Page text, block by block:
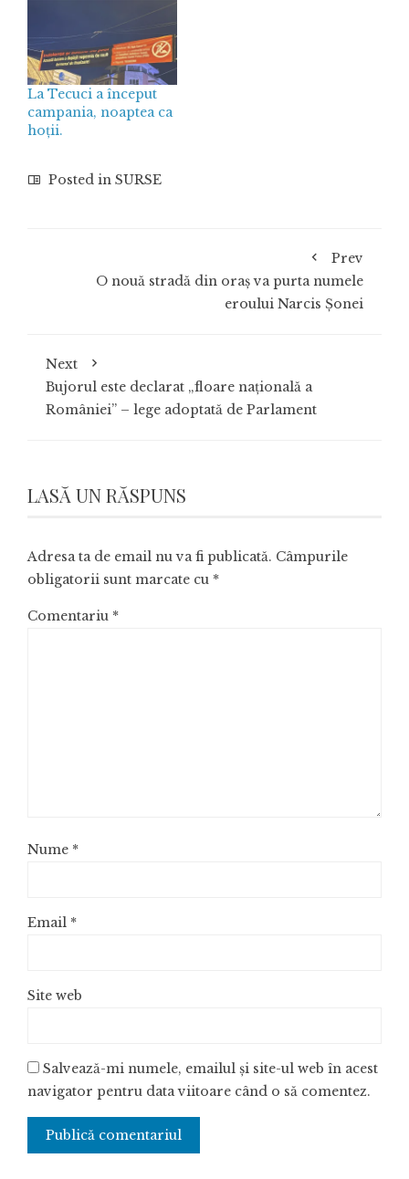
La Tecuci a început
campania, noaptea ca
hoții.
Posted in SURSE
Prev
O nouă stradă din oraș va purta numele
eroului Narcis Șonei
Next
Bujorul este declarat „floare naţională a
României” – lege adoptată de Parlament
LASĂ UN RĂSPUNS
Adresa ta de email nu va fi publicată. Câmpurile
obligatorii sunt marcate cu *
Comentariu *
Nume *
Email *
Site web
Salvează-mi numele, emailul și site-ul web în acest
navigator pentru data viitoare când o să comentez.